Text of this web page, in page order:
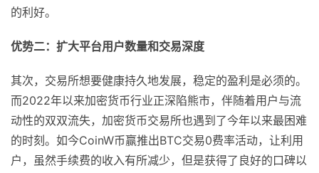
的利好。
优势二：扩大平台用户数量和交易深度
其次，交易所想要健康持久地发展，稳定的盈利是必须的。
而2022年以来加密货币行业正深陷熊市，伴随着用户与流
动性的双双流失，加密货币交易所也遇到了今年以来最困难
的时刻。如今CoinW币赢推出BTC交易0费率活动，让利用
户，虽然手续费的收入有所减少，但是获得了良好的口碑以